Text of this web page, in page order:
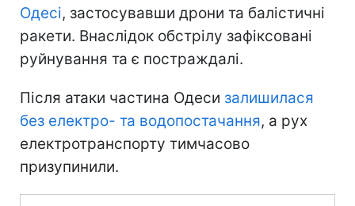
Одесі, застосувавши дрони та балістичні
ракети. Внаслідок обстрілу зафіксовані
руйнування та є постраждалі.
Після атаки частина Одеси залишилася
без електро- та водопостачання, а рух
електротранспорту тимчасово
призупинили.